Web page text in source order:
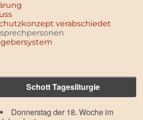
verabschiedet
Schott Tagesliturgie
Donnerstag der 18. Woche im